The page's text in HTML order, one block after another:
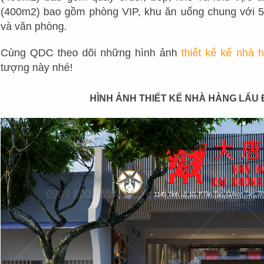
(400m2) bao gồm phòng VIP, khu ăn uống chung với
và văn phòng.
Cùng QDC theo dõi những hình ảnhthiết kế kế nhà
tượng này nhé!
HÌNH ẢNH THIẾT KẾ NHÀ HÀNG
NHÀ HÀNG KHÁC